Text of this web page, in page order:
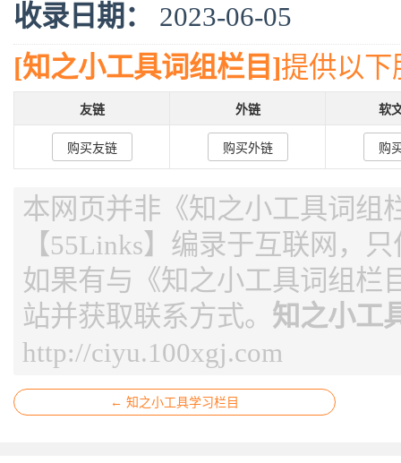
收录日期：
2023-06-05
[知之小工具词组栏目]提供以下
友链 外链 软
购买友链 购买外链 购
本网页并非《知之小工具词组
【55Links】编录于互联网，
如果有与《知之小工具词组栏
站并获取联系方式。 知之小工
http://ciyu.100xgj.com
← 知之小工具学习栏目